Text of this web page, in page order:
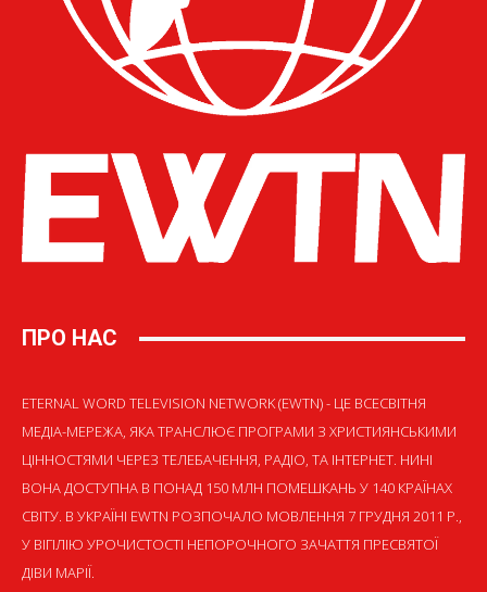
ПРО НАС
ETERNAL WORD TELEVISION NETWORK (EWTN) - ЦЕ ВСЕСВІТНЯ
МЕДІА-МЕРЕЖА, ЯКА ТРАНСЛЮЄ ПРОГРАМИ З ХРИСТИЯНСЬКИМИ
ЦІННОСТЯМИ ЧЕРЕЗ ТЕЛЕБАЧЕННЯ, РАДІО, ТА ІНТЕРНЕТ. НИНІ
ВОНА ДОСТУПНА В ПОНАД 150 МЛН ПОМЕШКАНЬ У 140 КРАЇНАХ
СВІТУ. В УКРАЇНІ EWTN РОЗПОЧАЛО МОВЛЕННЯ 7 ГРУДНЯ 2011 Р.,
У ВІГІЛІЮ УРОЧИСТОСТІ НЕПОРОЧНОГО ЗАЧАТТЯ ПРЕСВЯТОЇ
ДІВИ МАРІЇ.